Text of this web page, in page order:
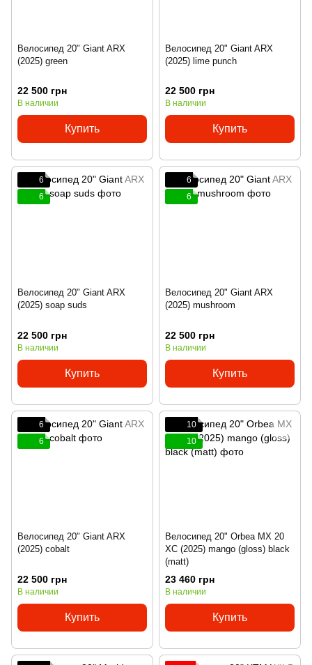
Велосипед 20" Giant ARX
(2025) green
22 500 грн
В наличии
Купить
Велосипед 20" Giant ARX
(2025) lime punch
22 500 грн
В наличии
Купить
6
6
Велосипед 20" Giant ARX
(2025) soap suds
22 500 грн
В наличии
Купить
6
6
Велосипед 20" Giant ARX
(2025) mushroom
22 500 грн
В наличии
Купить
6
6
Велосипед 20" Giant ARX
(2025) cobalt
22 500 грн
В наличии
Купить
10
10
Велосипед 20" Orbea MX 20
XC (2025) mango (gloss) black
(matt)
23 460 грн
В наличии
Купить